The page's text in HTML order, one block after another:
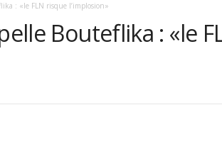
: «le FLN risque l’implosion»
Bouteflika : «le